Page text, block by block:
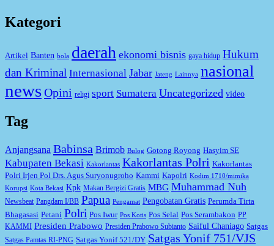
Kategori
Artikel Banten bola daerah ekonomi bisnis gaya hidup Hukum
dan Kriminal Internasional Jabar Jateng Lainnya nasional
newsOpini religi sport Sumatera Uncategorized video
Tag
Anjangsana Babinsa Brimob Bulog Gotong Royong Hasyim SE
Kabupaten Bekasi Kakorlantas Kakorlantas Polri Kakorlantas
Polri Irjen Pol Drs. Agus Suryonugroho Kammi Kapolri Kodim 1710/mimika
Korupsi Kota Bekasi Kpk Makan Bergizi Gratis MBG Muhammad Nuh
Newsbeat Pangdam I/BB Papua Pengamat Pengobatan Gratis Perumda Tirta
Bhagasasi Petani Polri Pos Iwur Pos Kotis Pos Selal Pos Serambakon PP
KAMMI Presiden Prabowo Presiden Prabowo Subianto Saiful Chaniago Satgas
Satgas Pamtas RI-PNG Satgas Yonif 521/DY Satgas Yonif 751/VJS